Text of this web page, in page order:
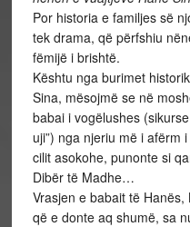
Por historia e familjes së
tek drama, që përfshiu
fëmijë i brishtë.
Kështu nga burimet
Sina, mësojmë se në
babai i vogëlushes
uji”) nga njeriu më i afërm
cilit asokohe, punonte si
Dibër të Madhe…
Vrasjen e babait të
që e donte aq shumë, sa